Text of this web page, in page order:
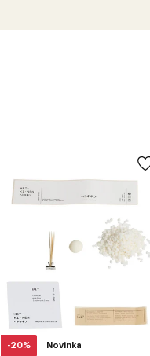
-20% Novinka